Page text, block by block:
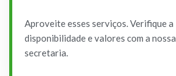
Aproveite esses serviços. Verifique a
disponibilidade e valores com a nossa
secretaria.